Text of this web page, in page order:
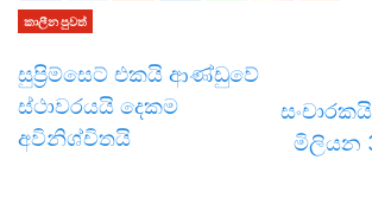
කාලීන පුවත්
සුප්‍රිම්සෙට් එකයි ආණ්ඩුවේ
ස්ථාවරයයි දෙකම
අවිනිශ්චිතයි
මිලියන